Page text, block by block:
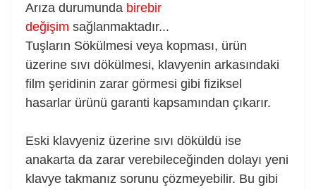
Arıza durumunda birebir
değişim sağlanmaktadır...
Tuşların Sökülmesi veya kopması, ürün
üzerine sıvı dökülmesi, klavyenin arkasındaki
film şeridinin zarar görmesi gibi fiziksel
hasarlar ürünü garanti kapsamından çıkarır.
Eski klavyeniz üzerine sıvı döküldü ise
anakarta da zarar verebileceğinden dolayı yeni
klavye takmanız sorunu çözmeyebilir. Bu gibi